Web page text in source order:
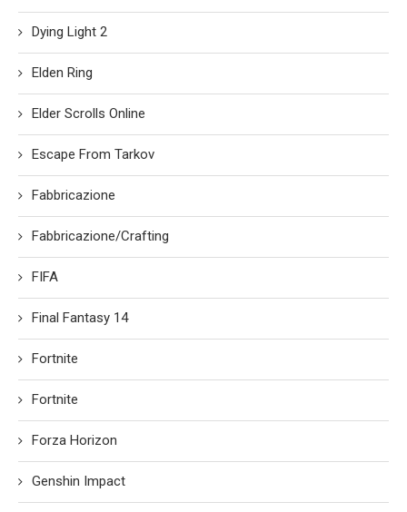
Dying Light 2
Elden Ring
Elder Scrolls Online
Escape From Tarkov
Fabbricazione
Fabbricazione/Crafting
FIFA
Final Fantasy 14
Fortnite
Fortnite
Forza Horizon
Genshin Impact